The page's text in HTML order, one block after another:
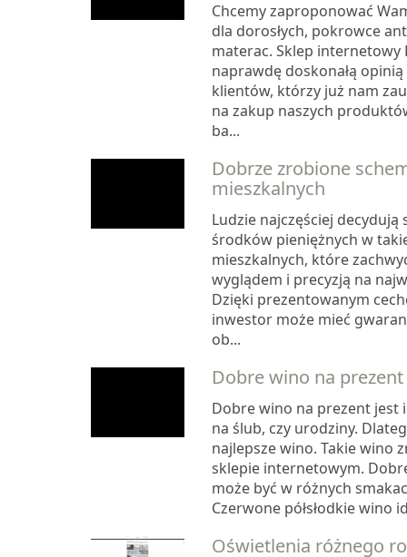
Chcemy zaproponować
dla dorosłych, pokrowce
materac. Sklep internetowy
naprawdę doskonałą
klientów, którzy już nam
na zakup naszych
ba...
Dobrze zrobione
mieszkalnych
Ludzie najczęściej
środków pieniężnych w
mieszkalnych, które
wyglądem i precyzją na
Dzięki prezentowanym
inwestor może mieć
ob...
Dobre wino na prezent
Dobre wino na prezent jest
na ślub, czy urodziny.
najlepsze wino. Takie wino
sklepie internetowym.
może być w różnych
Czerwone półsłodkie wino
Oświetlenia różnego